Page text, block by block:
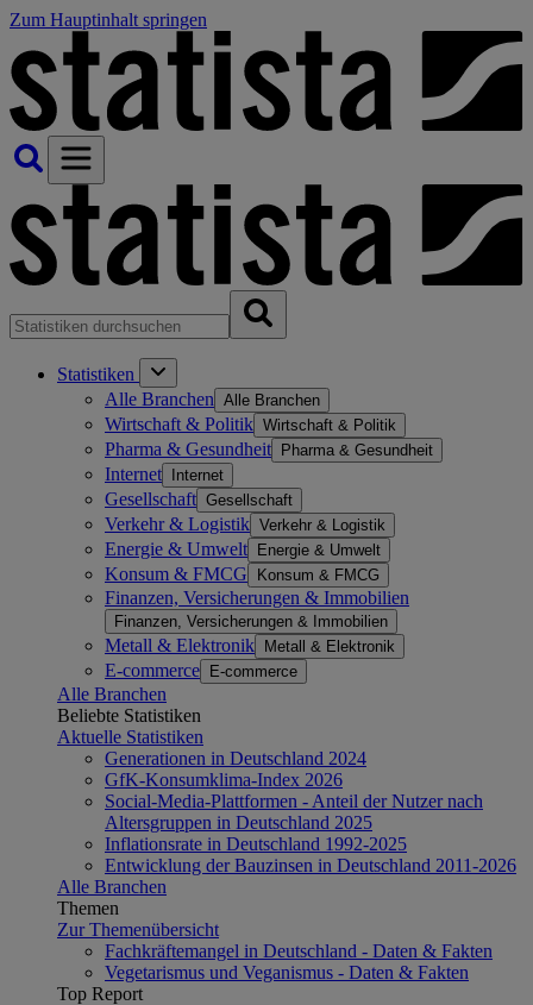
Zum Hauptinhalt springen
Statistiken
Alle Branchen Alle Branchen
Wirtschaft & Politik Wirtschaft & Politik
Pharma & Gesundheit Pharma & Gesundheit
Internet Internet
Gesellschaft Gesellschaft
Verkehr & Logistik Verkehr & Logistik
Energie & Umwelt Energie & Umwelt
Konsum & FMCG Konsum & FMCG
Finanzen, Versicherungen & Immobilien
Finanzen, Versicherungen & Immobilien
Metall & Elektronik Metall & Elektronik
E-commerce E-commerce
Alle Branchen
Beliebte Statistiken
Aktuelle Statistiken
Generationen in Deutschland 2024
GfK-Konsumklima-Index 2026
Social-Media-Plattformen - Anteil der Nutzer nach
Altersgruppen in Deutschland 2025
Inflationsrate in Deutschland 1992-2025
Entwicklung der Bauzinsen in Deutschland 2011-2026
Alle Branchen
Themen
Zur Themenübersicht
Fachkräftemangel in Deutschland - Daten & Fakten
Vegetarismus und Veganismus - Daten & Fakten
Top Report